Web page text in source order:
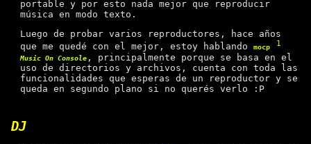
portable y por esto nada mejor que reproducir
música en modo texto.
Luego de probar varios reproductores, hace años
que me quedé con el mejor, estoy hablando
mocp 1
Music On Console, principalmente porque se basa en el
uso de directorios y archivos, cuenta con toda las
funcionalidades que esperas de un reproductor y se
queda en segundo plano si no querés verlo :P
DJ